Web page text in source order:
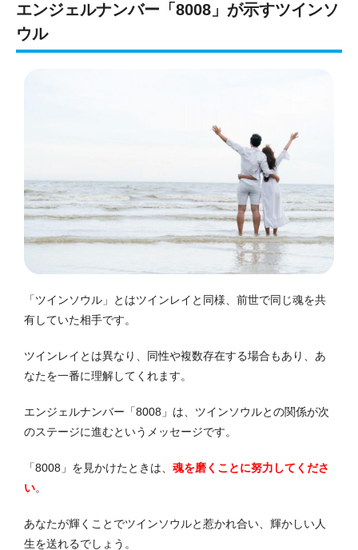
エンジェルナンバー「8008」が示すツインソ
ウル
「ツインソウル」とはツインレイと同様、前世で同じ魂を共
有していた相手です。
ツインレイとは異なり、同性や複数存在する場合もあり、あ
なたを一番に理解してくれます。
エンジェルナンバー「8008」は、ツインソウルとの関係が次
のステージに進むというメッセージです。
「8008」を見かけたときは、 魂を磨くことに努力してくださ
い。
あなたが輝くことでツインソウルと惹かれ合い、輝かしい人
生を送れるでしょう。